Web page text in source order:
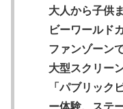
大人から子供
ビーワールド
ファンゾーン
大型スクリー
「パブリック
ー体験、ステ